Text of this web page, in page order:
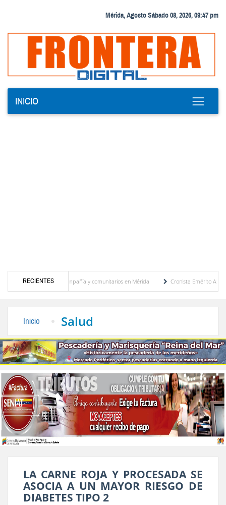
Mérida, Agosto Sábado 08, 2026, 09:47 pm
INICIO
RECIENTES
animales de compañía y comunitarios en Mérida
Cronista Emérito Alfonso
Inicio Salud
LA CARNE ROJA Y PROCESADA SE
ASOCIA A UN MAYOR RIESGO DE
DIABETES TIPO 2